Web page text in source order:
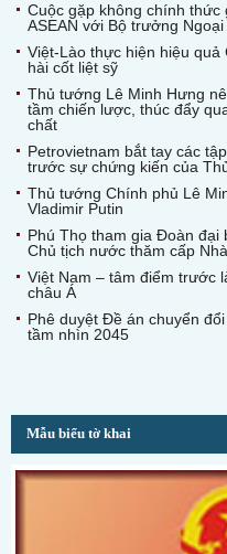
Cuộc gặp không chính
ASEAN với Bộ trưởng
Việt-Lào thực hiện hiệu quả
hài cốt liệt sỹ
Thủ tướng Lê Minh Hưng
tầm chiến lược, thúc đẩy
chất
Petrovietnam bắt tay các
trước sự chứng kiến của
Thủ tướng Chính phủ Lê
Vladimir Putin
Phú Thọ tham gia Đoàn đại
Chủ tịch nước thăm cấp
Việt Nam – tâm điểm trước
châu Á
Phê duyệt Đề án chuyển
tầm nhìn 2045
Mẫu biểu tờ khai